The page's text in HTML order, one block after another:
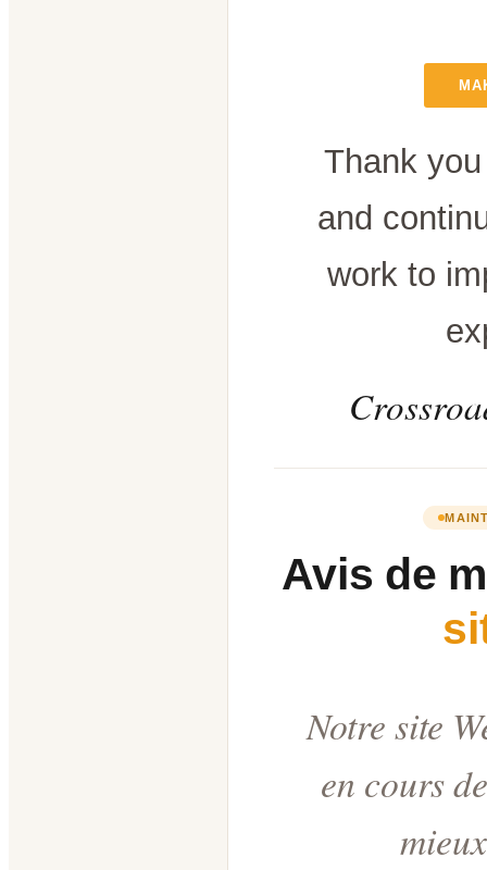
Thank
and
work to
Avis de
Notre site
en cours